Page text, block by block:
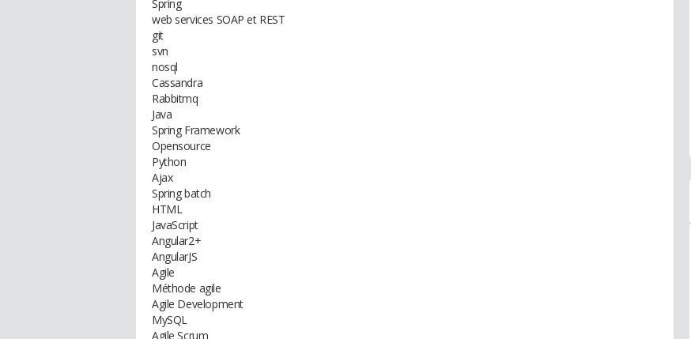
Spring
web services SOAP et REST
git
svn
nosql
Cassandra
Rabbitmq
Java
Spring Framework
Opensource
Python
Ajax
Spring batch
HTML
JavaScript
Angular2+
AngularJS
Agile
Méthode agile
Agile Development
MySQL
Agile Scrum